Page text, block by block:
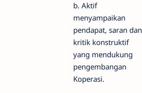
b. Aktif
menyampaikan
pendapat, saran dan
kritik konstruktif
yang mendukung
pengembangan
Koperasi.